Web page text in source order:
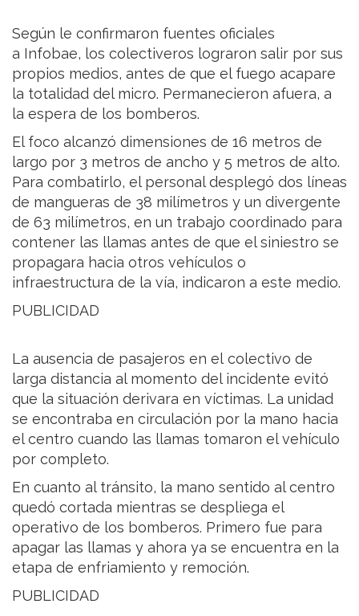
Según le confirmaron fuentes oficiales
a Infobae, los colectiveros lograron salir por sus
propios medios, antes de que el fuego acapare
la totalidad del micro. Permanecieron afuera, a
la espera de los bomberos.
El foco alcanzó dimensiones de 16 metros de
largo por 3 metros de ancho y 5 metros de alto.
Para combatirlo, el personal desplegó dos líneas
de mangueras de 38 milímetros y un divergente
de 63 milímetros, en un trabajo coordinado para
contener las llamas antes de que el siniestro se
propagara hacia otros vehículos o
infraestructura de la vía, indicaron a este medio.
PUBLICIDAD
La ausencia de pasajeros en el colectivo de
larga distancia al momento del incidente evitó
que la situación derivara en víctimas. La unidad
se encontraba en circulación por la mano hacia
el centro cuando las llamas tomaron el vehículo
por completo.
En cuanto al tránsito, la mano sentido al centro
quedó cortada mientras se despliega el
operativo de los bomberos. Primero fue para
apagar las llamas y ahora ya se encuentra en la
etapa de enfriamiento y remoción.
PUBLICIDAD